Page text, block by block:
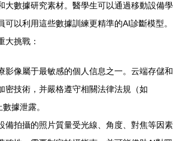
大數據研究素材。醫學生可以通過移動設備學
以利用這些數據訓練更精準的AI診斷模型。
大挑戰：
影像屬于最敏感的個人信息之一。云端存儲和
密技術，并嚴格遵守相關法律法規（如
據泄露。
備拍攝的照片質量受光線、角度、對焦等因素